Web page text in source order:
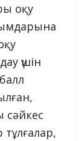
оқу
үшін
сәйкес